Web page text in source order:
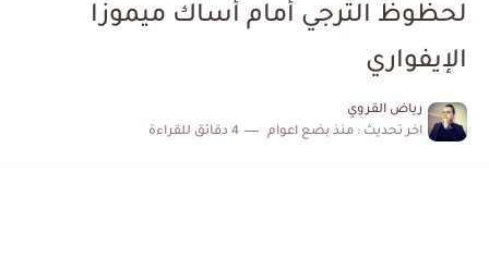
كابتن مانشستر يونايتد يدعم حنبعل المجبري
لحظوظ الترجي أمام أساك ميموزا
الإيفواري
رياض القروي
اخر تحديث : منذ بضع اعوام 4 دقائق للقراءة